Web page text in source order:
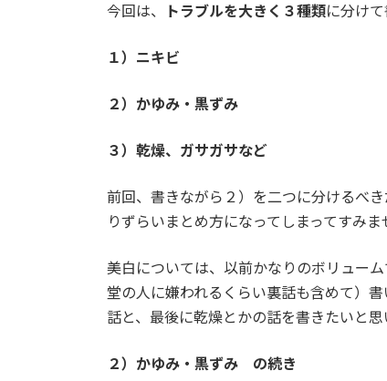
今回は、 トラブルを大きく３種類に分けて
１）ニキビ
２）かゆみ・黒ずみ
３）乾燥、ガサガサなど
前回、書きながら２）を二つに分けるべ
りずらいまとめ方になってしまってすみま
美白については、以前かなりのボリュー
堂の人に嫌われるくらい裏話も含めて）
話と、最後に乾燥とかの話を書きたいと思
２）かゆみ・黒ずみ の続き